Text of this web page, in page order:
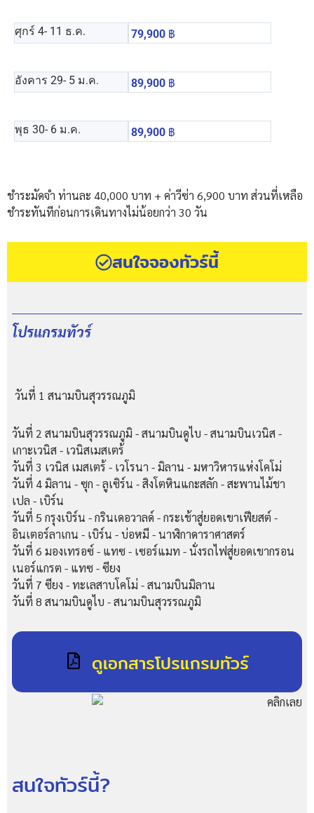
ศุกร์ 4- 11 ธ.ค. 79,900 ฿
อังคาร 29- 5 ม.ค. 89,900 ฿
พุธ 30- 6 ม.ค. 89,900 ฿
ชำระมัดจำ ท่านละ 40,000 บาท + ค่าวีซ่า 6,900 บาท ส่วนที่เหลือ
ชำระทันทีก่อนการเดินทางไม่น้อยกว่า 30 วัน
สนใจจองทัวร์นี้
โปรแกรมทัวร์
วันที่ 1 สนามบินสุวรรณภูมิ
วันที่ 2 สนามบินสุวรรณภูมิ - สนามบินดูไบ - สนามบินเวนิส -
เกาะเวนิส - เวนิสเมสเตร้
วันที่ 3 เวนิส เมสเตร้ - เวโรนา - มิลาน - มหาวิหารแห่งโคโม่
วันที่ 4มิลาน - ซุก - ลูเซิร์น - สิงโตหินแกะสลัก - สะพานไม้ชา
เปล - เบิร์น
วันที่ 5 กรุงเบิร์น - กรินเดอวาลด์ - กระเช้าสู่ยอดเขาเฟียสต์ -
อินเตอร์ลาเกน - เบิร์น - บ่อหมี - นาฬิกาดาราศาสตร์
วันที่ 6 มองเทรอซ์ - แทซ - เซอร์แมท - นั่งรถไฟสู่ยอดเขากรอน
เนอร์แกรต - แทซ - ซียง
วันที่ 7 ซียง - ทะเลสาบโคโม่ - สนามบินมิลาน
วันที่ 8 สนามบินดูไบ - สนามบินสุวรรณภูมิ
ดูเอกสารโปรแกรมทัวร์
สนใจทัวร์นี้?